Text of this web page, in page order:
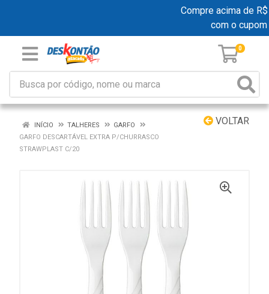
Compre acima de
com o cupom
0
VOLTAR
INÍCIO TALHERES
GARFO
GARFO DESCARTÁVEL EXTRA P/CHURRASCO
STRAWPLAST C/20